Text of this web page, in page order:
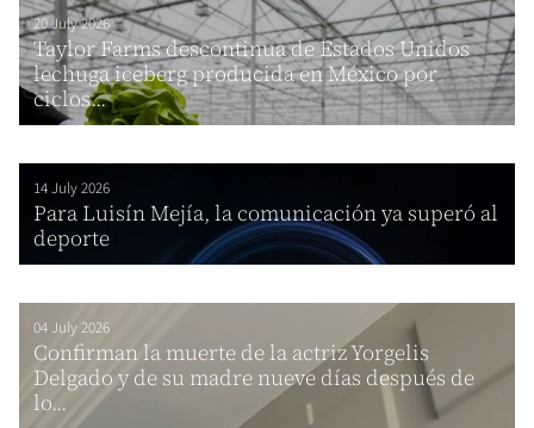
20 July 2026
Taylor Farms descontinua de Estados Unidos
lechuga iceberg producida en México por
ciclos...
14 July 2026
Para Luisín Mejía, la comunicación ya superó al
deporte
04 July 2026
Confirman la muerte de la actriz Yorgelis
Delgado y de su madre nueve días después de
lo...